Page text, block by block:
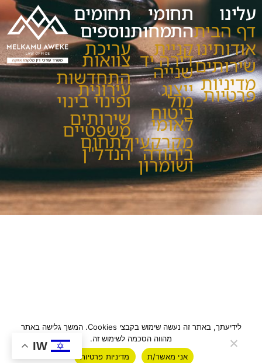
עלינו
דף הבית
אודותינו
שירותים
מדיניות
פרטיות
תחומי
התמחות
קניית
דירה יד
שנייה
ייצוג
מול
ביטוח
לאומי
מקרקעין
ביהודה
ושומרון
תחומים
נוספים
עריכת
צוואות
התחדשות
עירונית
ופינוי בינוי
שירותים
משפטיים
לתחום
הנדל"ן
IW
לידיעתך, באתר זה נעשה שימוש בקבצי Cookies. המשך גלישה באתר
מהווה הסכמה לשימוש זה.
אני מאשר/ת
מדיניות פרטיות